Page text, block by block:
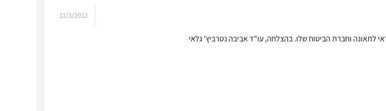
11/3/2012
לתאונה וחברת הביטוח שלו. בהצלחה, עו"ד אביבה נטרביץ' גלאי